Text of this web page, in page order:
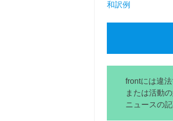
和訳例
frontには違
または活動
ニュースの